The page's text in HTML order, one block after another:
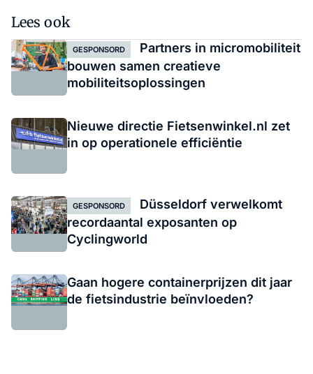
Lees ook
GESPONSORD
Partners in micromobiliteit
bouwen samen creatieve
mobiliteitsoplossingen
Nieuwe directie Fietsenwinkel.nl zet
in op operationele efficiëntie
GESPONSORD
Düsseldorf verwelkomt
recordaantal exposanten op
Cyclingworld
Gaan hogere containerprijzen dit jaar
de fietsindustrie beïnvloeden?